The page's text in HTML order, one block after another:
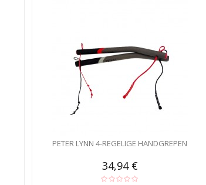
PETER LYNN 4-REGELIGE HANDGREPEN
34,94 €